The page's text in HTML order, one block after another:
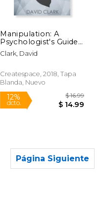
Manipulation: A
Psychologist's Guide
to Highly Effective
Manipulation
Influence People
With Persuasion,
(Manipulation,
Persuasion &
Clark, David
Createspace, 2018, Tapa
Blanda, Nuevo
Página Siguiente